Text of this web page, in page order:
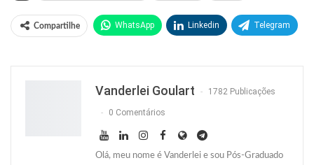
Compartilhe WhatsApp Linkedin Telegram
Vanderlei Goulart 1782 Publicações
0 Comentários
Olá, meu nome é Vanderlei e sou Pós-Graduado